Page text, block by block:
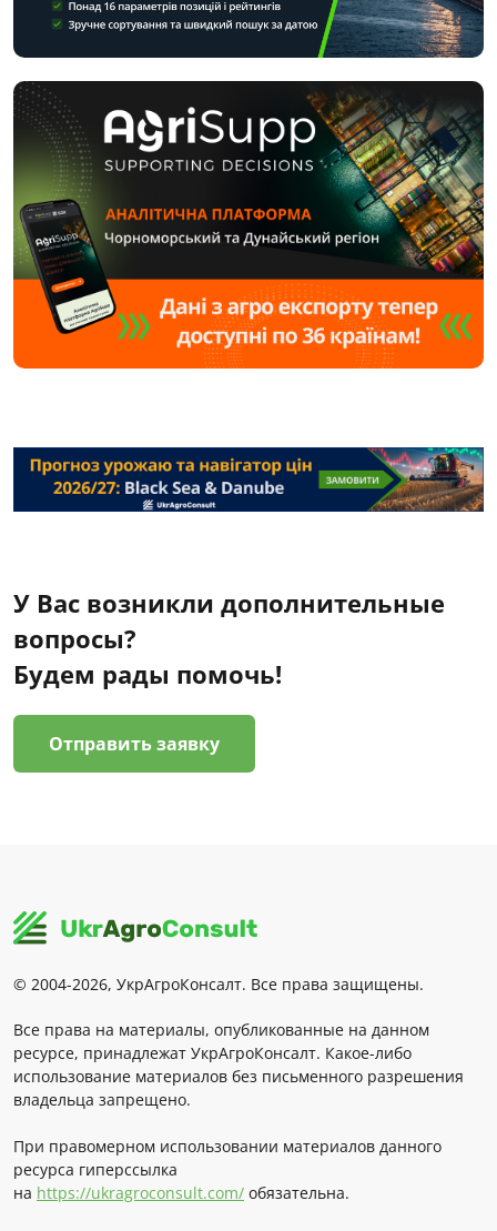
У Вас возникли дополнительные
вопросы?
Будем рады помочь!
Отправить заявку
© 2004-2026, УкрАгроКонсалт. Все права защищены.
Все права на материалы, опубликованные на данном
ресурсе, принадлежат УкрАгроКонсалт. Какое-либо
использование материалов без письменного разрешения
владельца запрещено.
При правомерном использовании материалов данного
ресурса гиперссылка
на https://ukragroconsult.com/ обязательна.